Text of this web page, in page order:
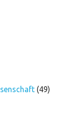
(49)